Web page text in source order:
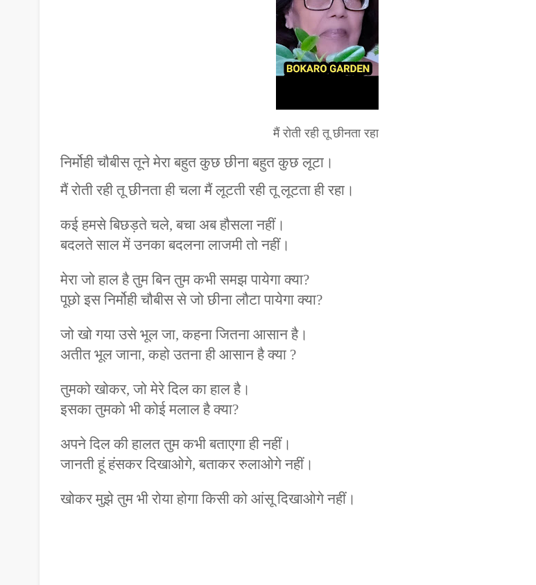
मैं रोती रही तू छीनता रहा
निर्मोही चौबीस तूने मेरा बहुत कुछ छीना बहुत कुछ लूटा।
मैं रोती रही तू छीनता ही चला मैं लूटती रही तू लूटता ही रहा।
कई हमसे बिछड़ते चले, बचा अब हौसला नहीं।
बदलते साल में उनका बदलना लाजमी तो नहीं।
मेरा जो हाल है तुम बिन तुम कभी समझ पायेगा क्या?
पूछो इस निर्मोही चौबीस से जो छीना लौटा पायेगा क्या?
जो खो गया उसे भूल जा, कहना जितना आसान है।
अतीत भूल जाना, कहो उतना ही आसान है क्या ?
तुमको खोकर, जो मेरे दिल का हाल है।
इसका तुमको भी कोई मलाल है क्या?
अपने दिल की हालत तुम कभी बताएगा ही नहीं।
जानती हूं हंसकर दिखाओगे, बताकर रुलाओगे नहीं।
खोकर मुझे तुम भी रोया होगा किसी को आंसू दिखाओगे नहीं।